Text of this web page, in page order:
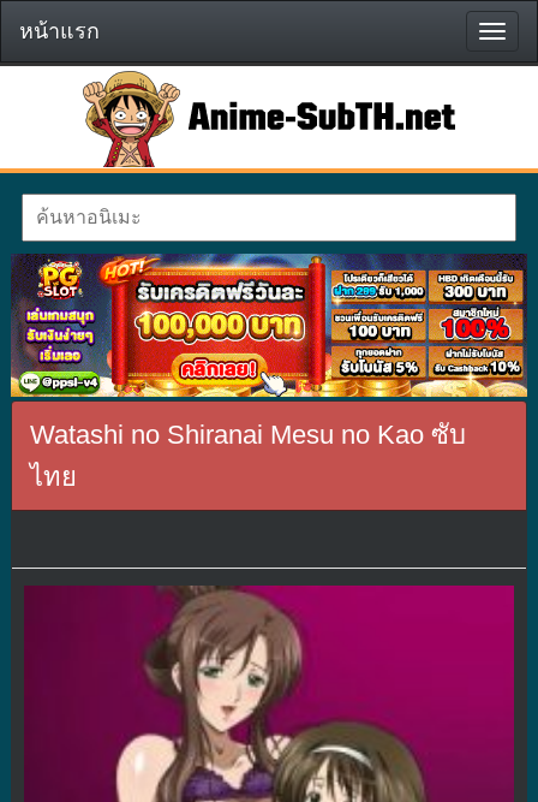
หน้า
แรก
หน้าแรก
Watashi no Shiranai Mesu no Kao ซับ
ไทย